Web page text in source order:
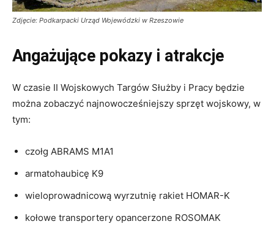
Zdjęcie: Podkarpacki Urząd Wojewódzki w Rzeszowie
Angażujące pokazy i atrakcje
W czasie II Wojskowych Targów Służby i Pracy będzie
można zobaczyć najnowocześniejszy sprzęt wojskowy, w
tym:
czołg ABRAMS M1A1
armatohaubicę K9
wieloprowadnicową wyrzutnię rakiet HOMAR-K
kołowe transportery opancerzone ROSOMAK